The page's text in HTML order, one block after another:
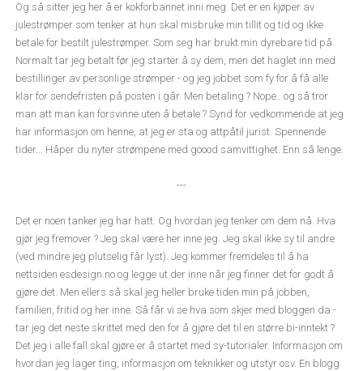
Og så sitter jeg her å er kokforbannet inni meg. Det er en kjøper av
julestrømper som tenker at hun skal misbruke min tillit og tid og ikke
betale for bestilt julestrømper. Som seg har brukt min dyrebare tid på.
Normalt tar jeg betalt før jeg starter å sy dem, men det haglet inn med
bestillinger av personlige strømper - og jeg jobbet som fy for å få alle
klar for sendefristen på posten i går. Men betaling ? Nope.. og så tror
man att man kan forsvinne uten å betale ? Synd for vedkommende at jeg
har informasjon om henne, at jeg er sta og attpåtil jurist. Spennende
tider... Håper du nyter strømpene med goood samvittighet. Enn så lenge.
---
Det er noen tanker jeg har hatt. Og hvordan jeg tenker om dem nå. Hva
gjør jeg fremover ? Jeg skal være her inne jeg. Jeg skal ikke sy til andre
(ved mindre jeg plutselig får lyst). Jeg kommer fremdeles til å ha
nettsiden esdesign.no og legge ut der inne når jeg finner det for godt å
gjøre det. Men ellers så skal jeg heller bruke tiden min på jobben,
familien, fritid og her inne. Så får vi se hva som skjer med bloggen da -
tar jeg det neste skrittet med den for å gjøre det til en større bi-inntekt ?
Det jeg i alle fall skal gjøre er å startet med sy-tutorialer. Informasjon om
hvordan jeg lager ting, informasjon om teknikker og utstyr osv. En blogg